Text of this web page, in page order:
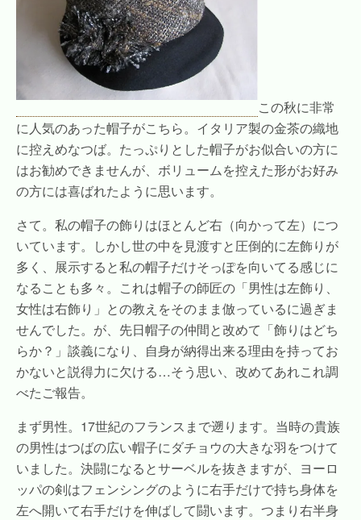
この秋に非常
に人気のあった帽子がこちら。イタリア製の金茶の織地
に控えめなつば。たっぷりとした帽子がお似合いの方に
はお勧めできませんが、ボリュームを控えた形がお好み
の方には喜ばれたように思います。
さて。私の帽子の飾りはほとんど右（向かって左）につ
いています。しかし世の中を見渡すと圧倒的に左飾りが
多く、展示すると私の帽子だけそっぽを向いてる感じに
なることも多々。これは帽子の師匠の「男性は左飾り、
女性は右飾り」との教えをそのまま倣っているに過ぎま
せんでした。が、先日帽子の仲間と改めて「飾りはどち
らか？」談義になり、自身が納得出来る理由を持ってお
かないと説得力に欠ける…そう思い、改めてあれこれ調
べたご報告。
まず男性。17世紀のフランスまで遡ります。当時の貴族
の男性はつばの広い帽子にダチョウの大きな羽をつけて
いました。決闘になるとサーベルを抜きますが、ヨーロ
ッパの剣はフェンシングのように右手だけで持ち身体を
左へ開いて右手だけを伸ばして闘います。つまり右半身